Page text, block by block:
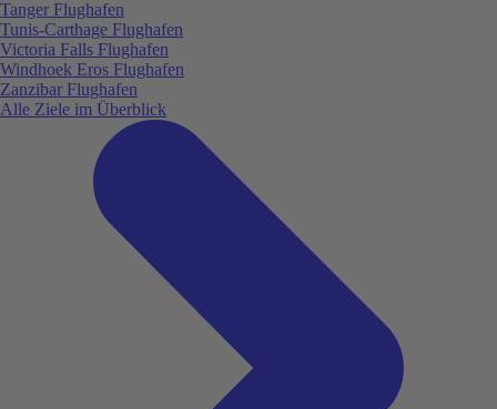
Tanger Flughafen
Tunis-Carthage Flughafen
Victoria Falls Flughafen
Windhoek Eros Flughafen
Zanzibar Flughafen
Alle Ziele im Überblick